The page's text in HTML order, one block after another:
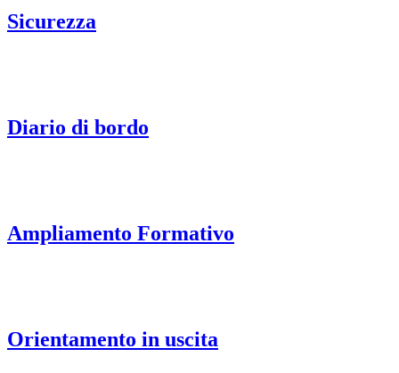
Sicurezza
Diario di bordo
Ampliamento Formativo
Orientamento in uscita